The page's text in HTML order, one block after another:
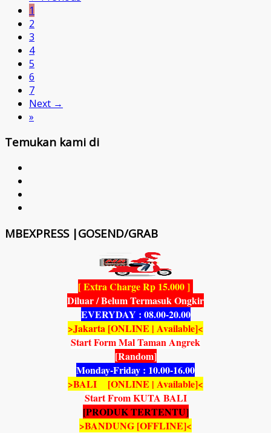
1
2
3
4
5
6
7
Next →
»
Temukan kami di
MBEXPRESS |GOSEND/GRAB
[ Extra Charge Rp 15.000 ]
Diluar / Belum Termasuk Ongkir
EVERYDAY : 08.00-20.00
>Jakarta [ONLINE | Available]<
Start Form Mal Taman Angrek
[Random]
Monday-Friday : 10.00-16.00
>BALI [ONLINE | Available]<
Start From KUTA BALI
[PRODUK TERTENTU]
>BANDUNG [OFFLINE]<